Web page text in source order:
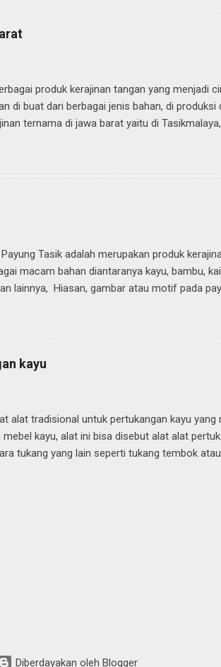
atau mencetak suatu bahan sandal
atau yang kita lihat sehari hari. Berikut
produk kerajinan tangan yang menjadi
di buat dari berbagai jenis bahan, di produksi
ternama di jawa barat yaitu di Tasikmalaya,
kerajinan tangan sederhana dari bahan
jumpai para pengrajin batik meskipun
terkenal di jawa barat yaitu kerajinan
Tasik adalah merupakan produk
macam bahan diantaranya kayu, bambu,
lainnya, Hiasan, gambar atau motif pada
membuat berbagai macam corak atau
berusia lanjut karena proses regenerasi
sangat di tentukan oleh oleh beberapa
kayu
alat tradisional untuk pertukangan kayu yang
kayu, alat ini bisa disebut alat alat
tukang yang lain seperti tukang tembok
bahasa daerah sehari hari atau bahasa
Diberdayakan oleh Blogger